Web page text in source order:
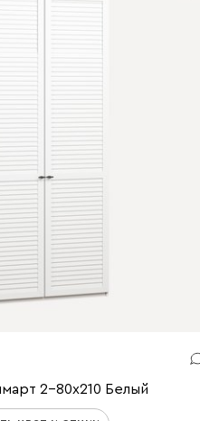
2-80x210 Белый